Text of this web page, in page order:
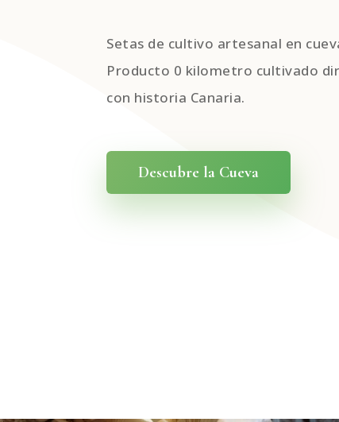
Setas de cultivo artesanal en
Producto 0 kilometro cultivado
con historia Canaria.
Descubre la Cueva